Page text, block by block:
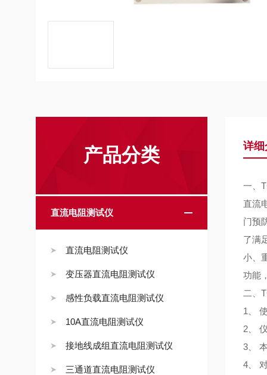
产品分类
直流电阻测试仪
直流电阻测试仪
变压器直流电阻测试仪
感性负载直流电阻测试仪
10A直流电阻测试仪
接地线成组直流电阻测试仪
三通道直流电阻测试仪
详细
一、
直流
门预
了满
小、
功能
二、
1、
2、
3、
4、